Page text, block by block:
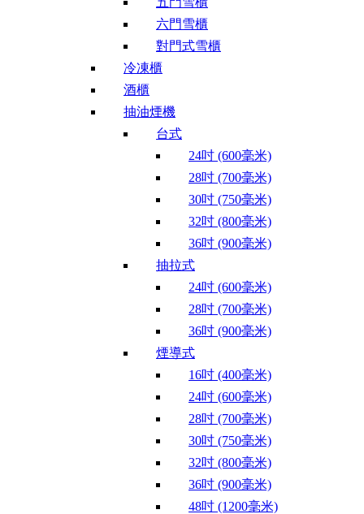
六門雪櫃
對門式雪櫃
冷凍櫃
酒櫃
抽油煙機
台式
24吋 (600毫米)
28吋 (700毫米)
30吋 (750毫米)
32吋 (800毫米)
36吋 (900毫米)
抽拉式
24吋 (600毫米)
28吋 (700毫米)
36吋 (900毫米)
煙導式
16吋 (400毫米)
24吋 (600毫米)
28吋 (700毫米)
30吋 (750毫米)
32吋 (800毫米)
36吋 (900毫米)
48吋 (1200毫米)